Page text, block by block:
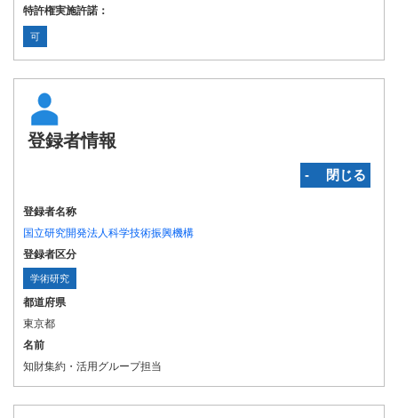
特許権実施許諾：
可
登録者情報
‐ 閉じる
登録者名称
国立研究開発法人科学技術振興機構
登録者区分
学術研究
都道府県
東京都
名前
知財集約・活用グループ担当